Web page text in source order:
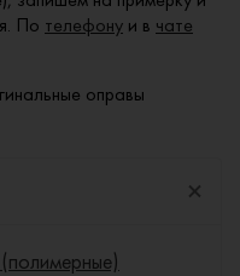
По телефону и в чате
оправы